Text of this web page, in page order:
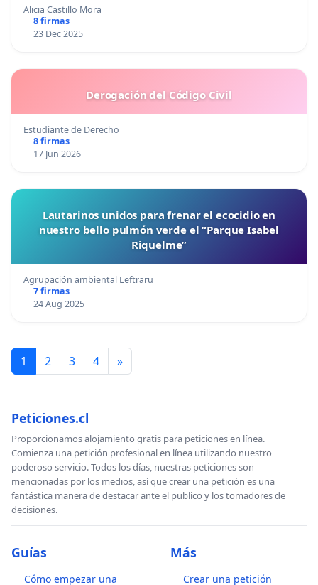
Alicia Castillo Mora
8 firmas
23 Dec 2025
Derogación del Código Civil
Estudiante de Derecho
8 firmas
17 Jun 2026
Lautarinos unidos para frenar el ecocidio en
nuestro bello pulmón verde el “Parque Isabel
Riquelme”
Agrupación ambiental Leftraru
7 firmas
24 Aug 2025
1 2 3 4 »
Peticiones.cl
Proporcionamos alojamiento gratis para peticiones en línea.
Comienza una petición profesional en línea utilizando nuestro
poderoso servicio. Todos los días, nuestras peticiones son
mencionadas por los medios, así que crear una petición es una
fantástica manera de destacar ante el publico y los tomadores de
decisiones.
Guías
Cómo empezar una
Más
Crear una petición